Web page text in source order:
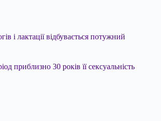
і лактації відбувається потужний
приблизно 30 років її сексуальність